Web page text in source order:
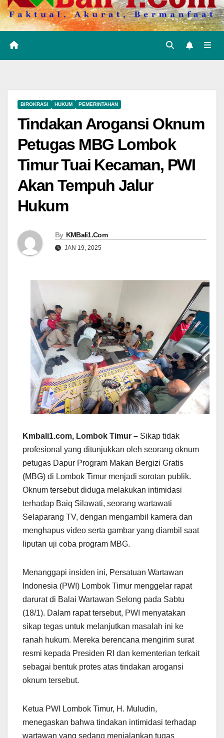
BIROKRASI HUKUM PEMERINTAHAN
Tindakan Arogansi Oknum
Petugas MBG Lombok
Timur Tuai Kecaman, PWI
Akan Tempuh Jalur
Hukum
By KMBali1.Com
JAN 19, 2025
Kmbali1.com, Lombok Timur – Sikap tidak
profesional yang ditunjukkan oleh seorang oknum
petugas Dapur Program Makan Bergizi Gratis
(MBG) di Lombok Timur menjadi sorotan publik.
Oknum tersebut diduga melakukan intimidasi
terhadap Baiq Silawati, seorang wartawati
Selaparang TV, dengan mengambil kamera dan
menghapus video serta gambar yang diambil saat
liputan uji coba program MBG.
Menanggapi insiden ini, Persatuan Wartawan
Indonesia (PWI) Lombok Timur menggelar rapat
darurat di Balai Wartawan Selong pada Sabtu
(18/1). Dalam rapat tersebut, PWI menyatakan
sikap tegas untuk melanjutkan masalah ini ke
ranah hukum. Mereka berencana mengirim surat
resmi kepada Presiden RI dan kementerian terkait
sebagai bentuk protes atas tindakan arogansi
oknum tersebut.
Ketua PWI Lombok Timur, H. Muludin,
menegaskan bahwa tindakan intimidasi terhadap
wartawan yang sedang menjalankan tugas